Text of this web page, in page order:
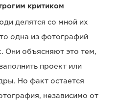
критиком
делятся со мной их
одна из фотографий
Они объясняют это тем,
проект или
Но факт остается
независимо от